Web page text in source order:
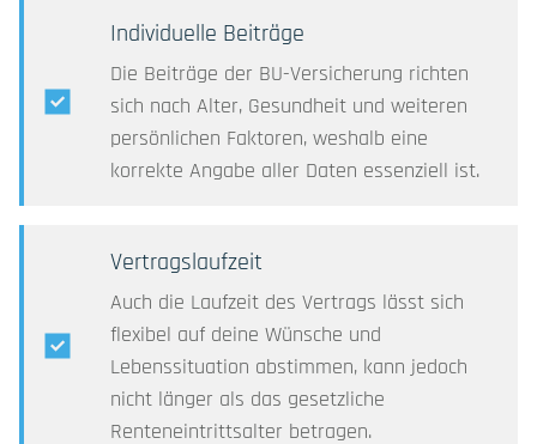
Individuelle Beiträge
Die Beiträge der BU-Versicherung richten
sich nach Alter, Gesundheit und weiteren
persönlichen Faktoren, weshalb eine
korrekte Angabe aller Daten essenziell ist.
Vertragslaufzeit
Auch die Laufzeit des Vertrags lässt sich
flexibel auf deine Wünsche und
Lebenssituation abstimmen, kann jedoch
nicht länger als das gesetzliche
Renteneintrittsalter betragen.